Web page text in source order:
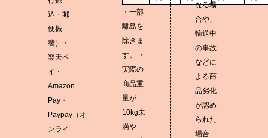
込・郵
便振
替）・
楽天ペ
イ・
Amazon
Pay・
Paypay（オ
ンライ
・一部
離島を
除きま
す。 ・
実際の
商品重
量が
10kg未
満や
なる場
合や、
輸送中
の事故
などに
よる商
品劣化
が認め
られた
場合